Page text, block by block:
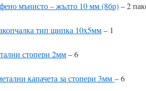
мънисто – жълто 10 мм (8бр)– 2
тип щипка 10х5мм– 1
стопери 2мм– 6
капачета за стопери 3мм – 6